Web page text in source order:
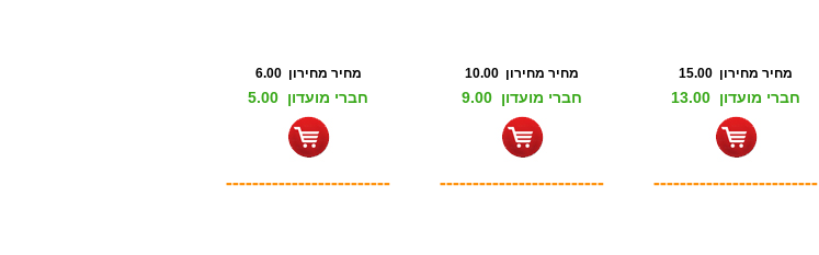
מחיר מחירון 15.00
חברי מועדון 13.00
-------------------------
מחיר מחירון 10.00
חברי מועדון 9.00
-------------------------
מחיר מחירון 6.00
חברי מועדון 5.00
-------------------------